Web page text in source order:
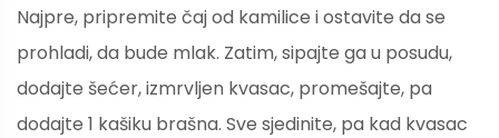
Najpre, pripremite čaj od kamilice i ostavite da se
prohladi, da bude mlak. Zatim, sipajte ga u posudu,
dodajte šećer, izmrvljen kvasac, promešajte, pa
dodajte 1 kašiku brašna. Sve sjedinite, pa kad kvasac